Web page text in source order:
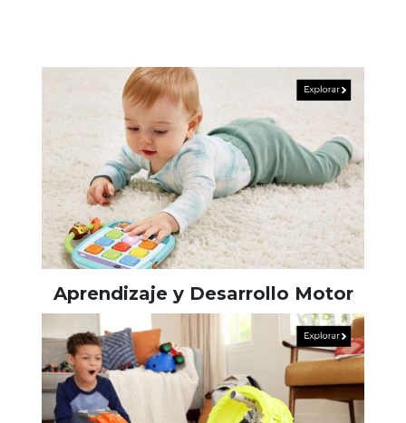
Aprendizaje y Desarrollo Motor